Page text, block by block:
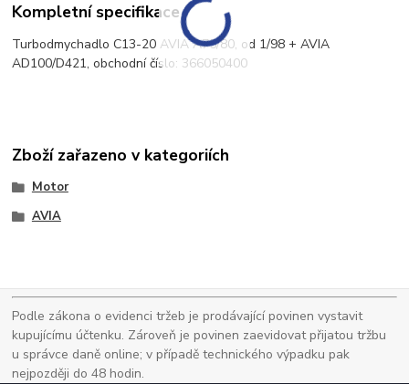
Kompletní specifikace
Turbodmychadlo C13-20 AVIA A75/80, od 1/98 + AVIA
AD100/D421, obchodní číslo: 366050400
Zboží zařazeno v kategoriích
Motor
AVIA
Podle zákona o evidenci tržeb je prodávající povinen vystavit
kupujícímu účtenku. Zároveň je povinen zaevidovat přijatou tržbu
u správce daně online; v případě technického výpadku pak
nejpozději do 48 hodin.